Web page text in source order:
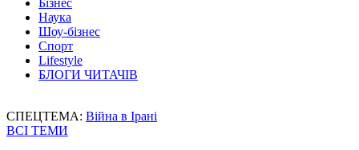
Бізнес
Наука
Шоу-бізнес
Спорт
Lifestyle
БЛОГИ ЧИТАЧІВ
СПЕЦТЕМА: Війна в Ірані
ВСІ ТЕМИ